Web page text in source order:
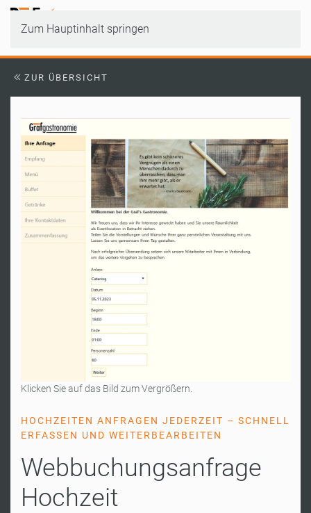
Zum Hauptinhalt springen
ZUR ÜBERSICHT
Klicken Sie auf das Bild zum Vergrößern.
HOCHZEITEN ANFRAGEN JEDERZEIT – SCHNELL
ERFASSEN UND WEITERBEARBEITEN
Webbuchungsanfrage
Hochzeit